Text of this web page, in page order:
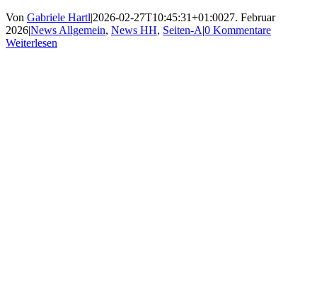
Von Gabriele Hartl|2026-02-27T10:45:31+01:0027. Februar
2026|News Allgemein, News HH, Seiten-A|0 Kommentare
Weiterlesen